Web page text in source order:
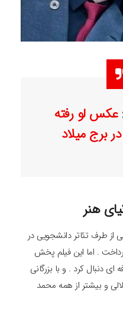
عکس لو رفته
برج میلاد
هنر
77 بعد از معرفی از طرف تئاتر دانشجویی در
. اما این فیلم پخش
دنبال کرد . و با بزرگانی
و بیشتر از همه محمد